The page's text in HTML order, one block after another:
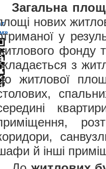
Загальна
нових
у
фонду
з
житлової
й інші